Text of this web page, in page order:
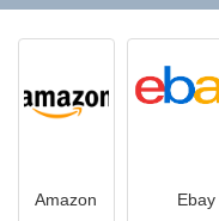
Amazon Ebay